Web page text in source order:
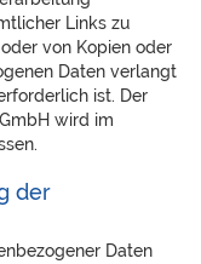
Links zu
von Kopien oder
Daten verlangt
ist. Der
wird im
der
Daten